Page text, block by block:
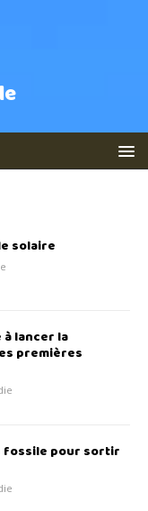
solaire
lancer la
premières
fossile pour sortir